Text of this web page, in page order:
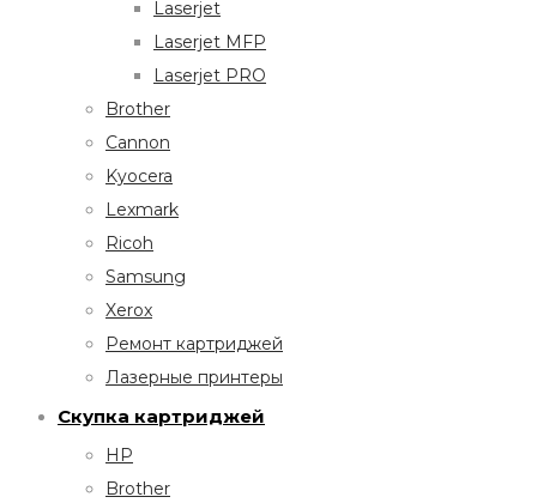
Laserjet
Laserjet MFP
Laserjet PRO
Brother
Cannon
Kyocera
Lexmark
Ricoh
Samsung
Xerox
Ремонт картриджей
Лазерные принтеры
Скупка картриджей
HP
Brother